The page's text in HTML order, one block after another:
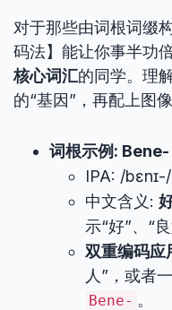
对于那些由词根词缀
码法】能让你事半功
核心词汇的同学。理
的“基因”，再配上图
词根示例: Bene-
IPA: /bɛnɪ-/
中文含义:
示“好”、“
双重编码应
人”，或者
Bene- 。